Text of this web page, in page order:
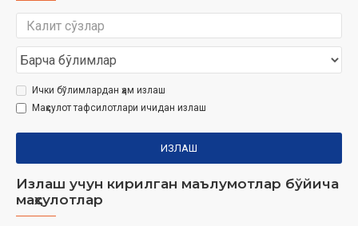
Ички бўлимлардан ҳам излаш
Маҳсулот тафсилотлари ичидан излаш
ИЗЛАШ
Излаш учун кирилган маълумотлар бўйича
маҳсулотлар